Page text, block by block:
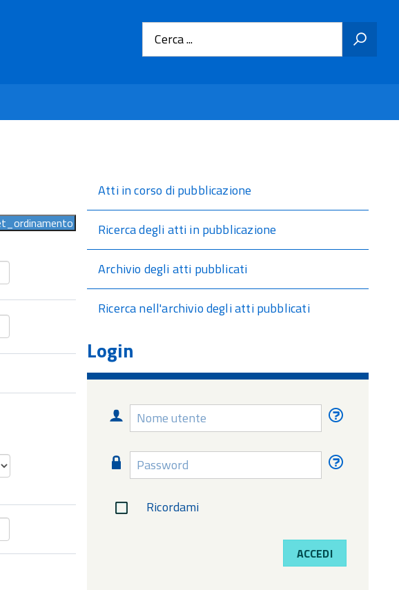
Cerca ...
Atti in corso di pubblicazione
Ricerca degli atti in pubblicazione
Archivio degli atti pubblicati
Ricerca nell'archivio degli atti pubblicati
Login
Nome
utente
Nome
utente
Password
Password
Ricordami
ACCEDI